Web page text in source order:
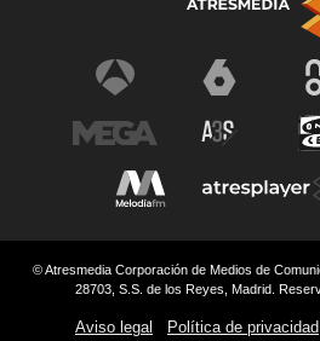
© Atresmedia Corporación de Medios de
28703, S.S. de los Reyes, Madrid.
Aviso legal Política de privacidad